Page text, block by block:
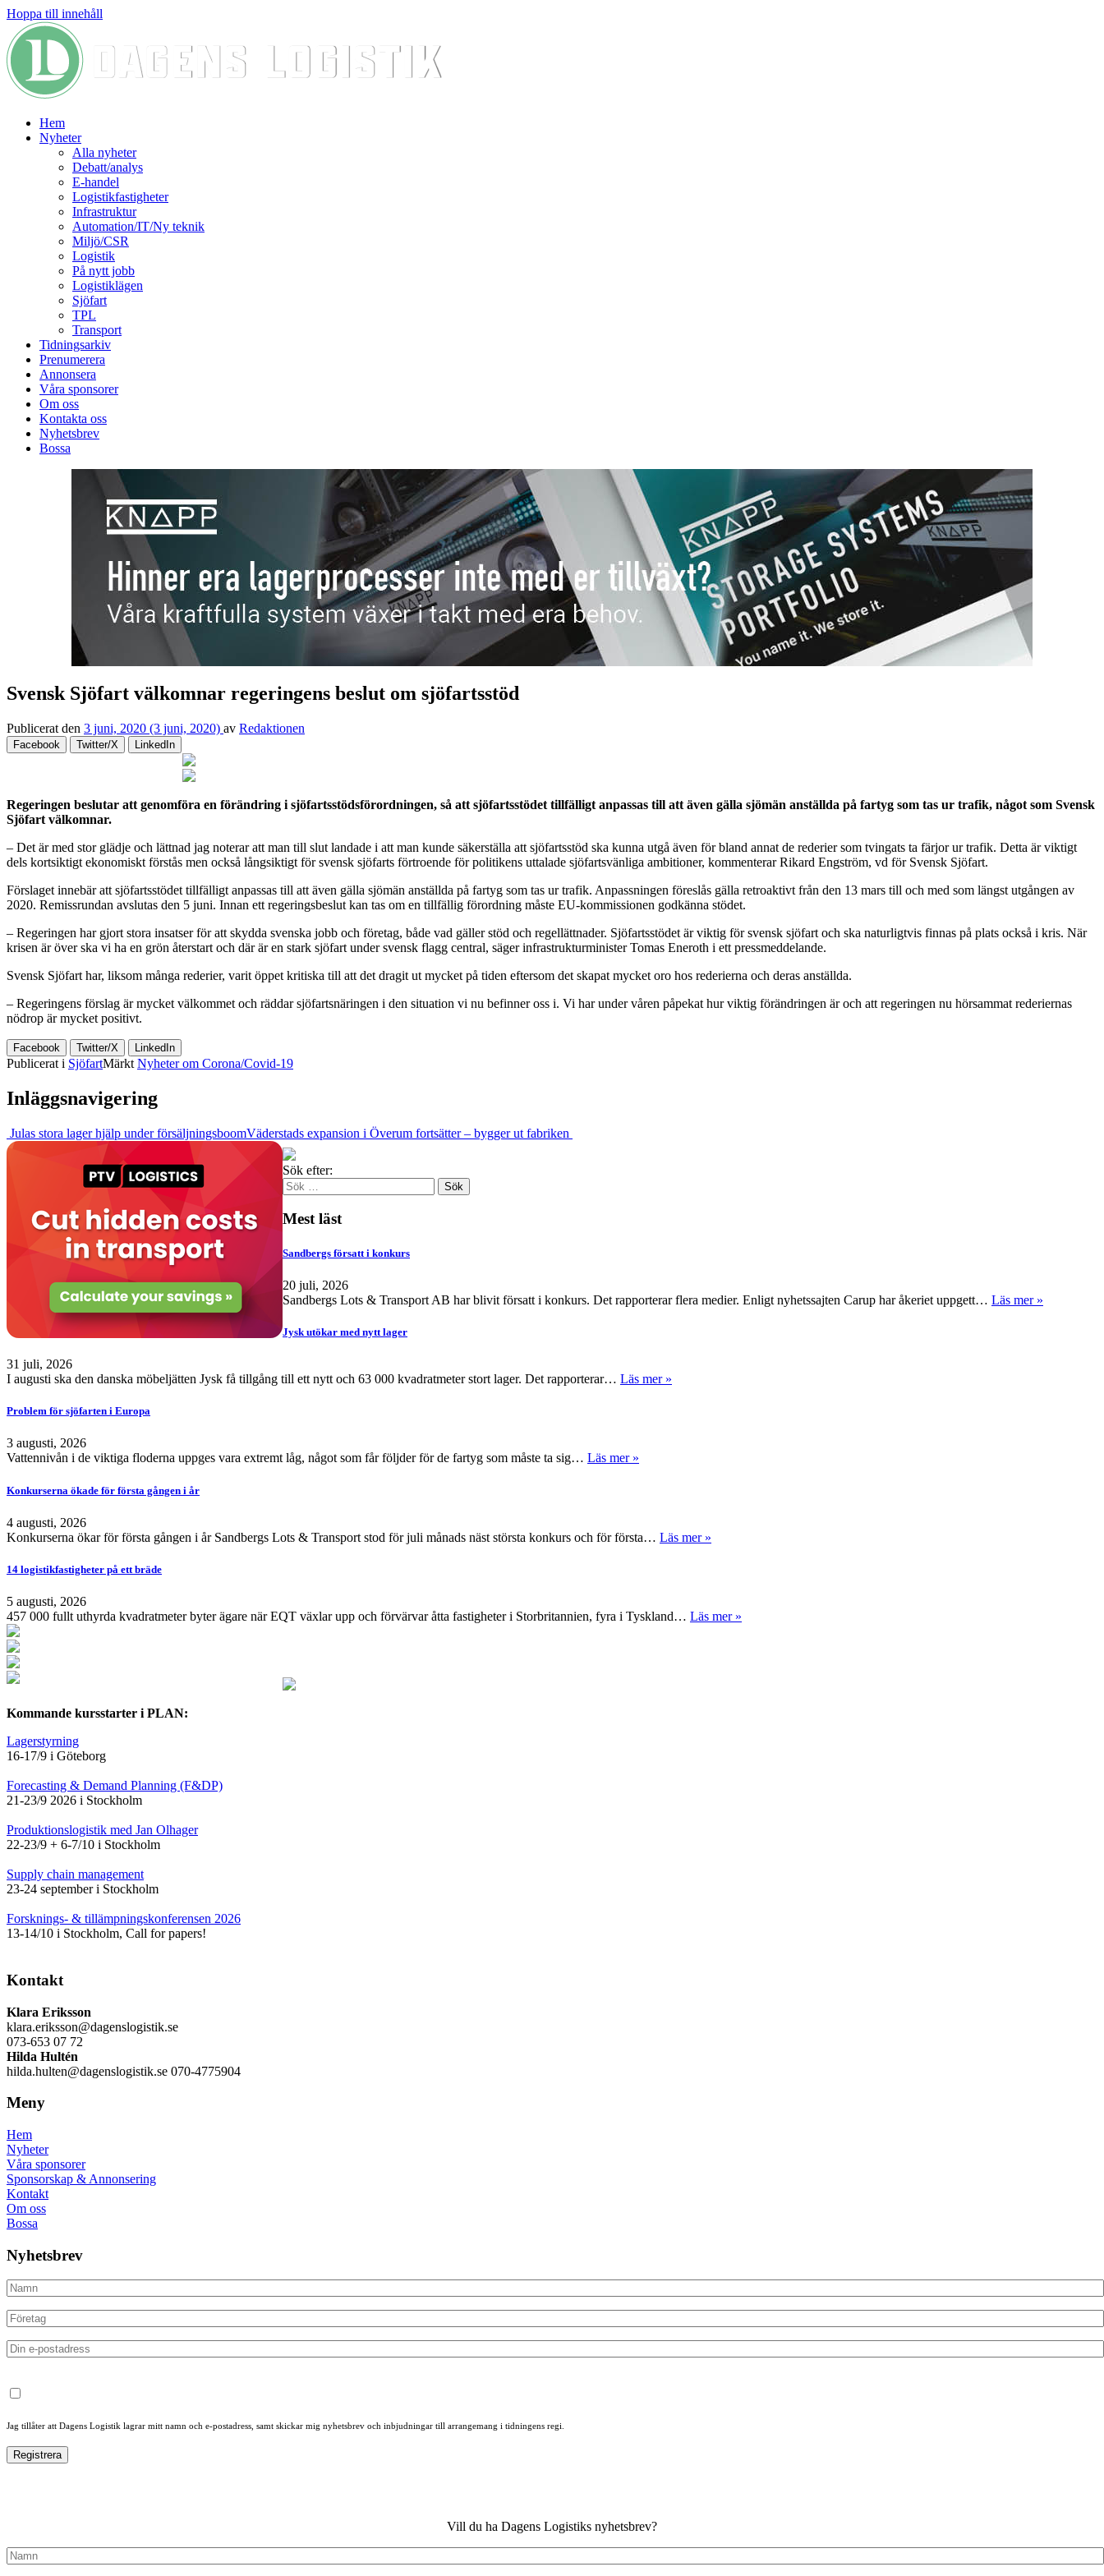
Hoppa till innehåll
Hem
Nyheter
Alla nyheter
Debatt/analys
E-handel
Logistikfastigheter
Infrastruktur
Automation/IT/Ny teknik
Miljö/CSR
Logistik
På nytt jobb
Logistiklägen
Sjöfart
TPL
Transport
Tidningsarkiv
Prenumerera
Annonsera
Våra sponsorer
Om oss
Kontakta oss
Nyhetsbrev
Bossa
Svensk Sjöfart välkomnar regeringens beslut om sjöfartsstöd
Publicerat den 3 juni, 2020 (3 juni, 2020) av Redaktionen
Facebook Twitter/X LinkedIn
Regeringen beslutar att genomföra en förändring i sjöfartsstödsförordningen, så att sjöfartsstödet tillfälligt anpassas till att även gälla sjömän anställda på fartyg som tas ur trafik, något som Svensk
Sjöfart välkomnar.
– Det är med stor glädje och lättnad jag noterar att man till slut landade i att man kunde säkerställa att sjöfartsstöd ska kunna utgå även för bland annat de rederier som tvingats ta färjor ur trafik. Detta är viktigt
dels kortsiktigt ekonomiskt förstås men också långsiktigt för svensk sjöfarts förtroende för politikens uttalade sjöfartsvänliga ambitioner, kommenterar Rikard Engström, vd för Svensk Sjöfart.
Förslaget innebär att sjöfartsstödet tillfälligt anpassas till att även gälla sjömän anställda på fartyg som tas ur trafik. Anpassningen föreslås gälla retroaktivt från den 13 mars till och med som längst utgången av
2020. Remissrundan avslutas den 5 juni. Innan ett regeringsbeslut kan tas om en tillfällig förordning måste EU-kommissionen godkänna stödet.
– Regeringen har gjort stora insatser för att skydda svenska jobb och företag, både vad gäller stöd och regellättnader. Sjöfartsstödet är viktig för svensk sjöfart och ska naturligtvis finnas på plats också i kris. När
krisen är över ska vi ha en grön återstart och där är en stark sjöfart under svensk flagg central, säger infrastrukturminister Tomas Eneroth i ett pressmeddelande.
Svensk Sjöfart har, liksom många rederier, varit öppet kritiska till att det dragit ut mycket på tiden eftersom det skapat mycket oro hos rederierna och deras anställda.
– Regeringens förslag är mycket välkommet och räddar sjöfartsnäringen i den situation vi nu befinner oss i. Vi har under våren påpekat hur viktig förändringen är och att regeringen nu hörsammat rederiernas
nödrop är mycket positivt.
Facebook Twitter/X LinkedIn
Publicerat i SjöfartMärkt Nyheter om Corona/Covid-19
Inläggsnavigering
Julas stora lager hjälp under försäljningsboomVäderstads expansion i Överum fortsätter – bygger ut fabriken
Sök efter:
Mest läst
Sandbergs försatt i konkurs
20 juli, 2026
Sandbergs Lots & Transport AB har blivit försatt i konkurs. Det rapporterar flera medier. Enligt nyhetssajten Carup har åkeriet uppgett… Läs mer »
Jysk utökar med nytt lager
31 juli, 2026
I augusti ska den danska möbeljätten Jysk få tillgång till ett nytt och 63 000 kvadratmeter stort lager. Det rapporterar… Läs mer »
Problem för sjöfarten i Europa
3 augusti, 2026
Vattennivån i de viktiga floderna uppges vara extremt låg, något som får följder för de fartyg som måste ta sig… Läs mer »
Konkurserna ökade för första gången i år
4 augusti, 2026
Konkurserna ökar för första gången i år Sandbergs Lots & Transport stod för juli månads näst största konkurs och för första… Läs mer »
14 logistikfastigheter på ett bräde
5 augusti, 2026
457 000 fullt uthyrda kvadratmeter byter ägare när EQT växlar upp och förvärvar åtta fastigheter i Storbritannien, fyra i Tyskland… Läs mer »
Kommande kursstarter i PLAN:
Lagerstyrning
16-17/9 i Göteborg
Forecasting & Demand Planning (F&DP)
21-23/9 2026 i Stockholm
Produktionslogistik med Jan Olhager
22-23/9 + 6-7/10 i Stockholm
Supply chain management
23-24 september i Stockholm
Forsknings- & tillämpningskonferensen 2026
13-14/10 i Stockholm, Call for papers!
Kontakt
Klara Eriksson
klara.eriksson@dagenslogistik.se
073-653 07 72
Hilda Hultén
hilda.hulten@dagenslogistik.se 070-4775904
Meny
Hem
Nyheter
Våra sponsorer
Sponsorskap & Annonsering
Kontakt
Om oss
Bossa
Nyhetsbrev
Jag tillåter att Dagens Logistik lagrar mitt namn och e-postadress, samt skickar mig nyhetsbrev och inbjudningar till arrangemang i tidningens regi.
Vill du ha Dagens Logistiks nyhetsbrev?